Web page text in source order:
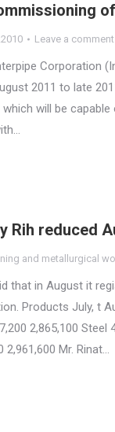
Leave a comment
Corporation
2011 to late
will be
Rih reduced
and metallurgical
that in August it
Products July, t
2,865,100
2,961,600 Mr. Rinat…